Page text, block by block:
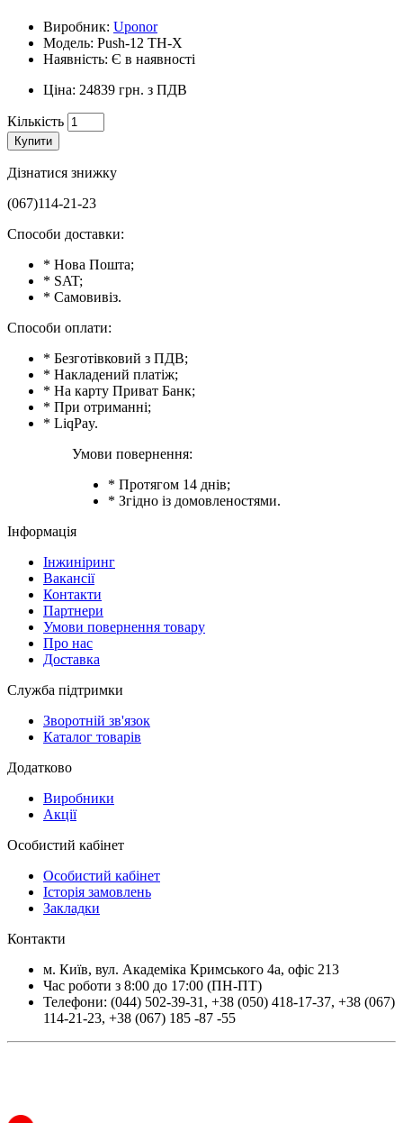
Виробник: Uponor
Модель: Push-12 TH-X
Наявність: Є в наявності
Ціна: 24839 грн. з ПДВ
Кількість
Купити
Дізнатися знижку
(067)114-21-23
Способи доставки:
* Нова Пошта;
* SAT;
* Самовивіз.
Способи оплати:
* Безготівковий з ПДВ;
* Накладений платіж;
* На карту Приват Банк;
* При отриманні;
* LiqPay.
Умови повернення:
* Протягом 14 днів;
* Згідно із домовленостями.
Інформація
Інжиніринг
Вакансії
Контакти
Партнери
Умови повернення товару
Про нас
Доставка
Служба підтримки
Зворотній зв'язок
Каталог товарів
Додатково
Виробники
Акції
Особистий кабінет
Особистий кабінет
Історія замовлень
Закладки
Контакти
м. Київ, вул. Академіка Кримського 4а, офіс 213
Час роботи з 8:00 до 17:00 (ПН-ПТ)
Телефони: (044) 502-39-31 , +38 (050) 418-17-37, +38 (067)
114-21-23, +38 (067) 185 -87 -55